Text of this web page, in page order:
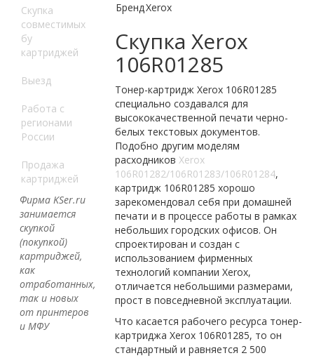
Скупка
совместимых
бу
картриджей
Выезд
Работа с
регионами
России
Продажа
картриджей
Фирма KSer.ru
занимается
скупкой
(покупкой)
картриджей,
как
отработанных,
так и новых
от принтеров
и МФУ
БрендXerox
Скупка Xerox
106R01285
Тонер-картридж Xerox 106R01285
специально создавался для
высококачественной печати черно-
белых текстовых документов.
Подобно другим моделям
расходниковXerox
106R01282/106R01283/106R01284,
картридж 106R01285 хорошо
зарекомендовал себя при домашней
печати и в процессе работы в рамках
небольших городских офисов. Он
спроектирован и создан с
использованием фирменных
технологий компании Xerox,
отличается небольшими размерами,
прост в повседневной эксплуатации.
Что касается рабочего ресурса тонер-
картриджа Xerox 106R01285, то он
стандартный и равняется 2 500